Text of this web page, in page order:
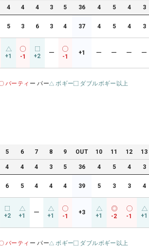
4 4 4 3 5 36 4 5 4 3
5 3 6 3 4 37 4 5 4 3
+1 -1 +2 ー
-1
+1 ー ー ー ー
バーティ ー パー ボギー ダブルボギー以上
5 6 7 8 9 OUT 10 11 12 13
4 4 4 3 5 36 4 5 4 3
6 5 4 4 4 39 5 3 3 4
+2 +1 ー +1 -1
+3 +1 -2 -1 +1
バーティ ー パー ボギー ダブルボギー以上